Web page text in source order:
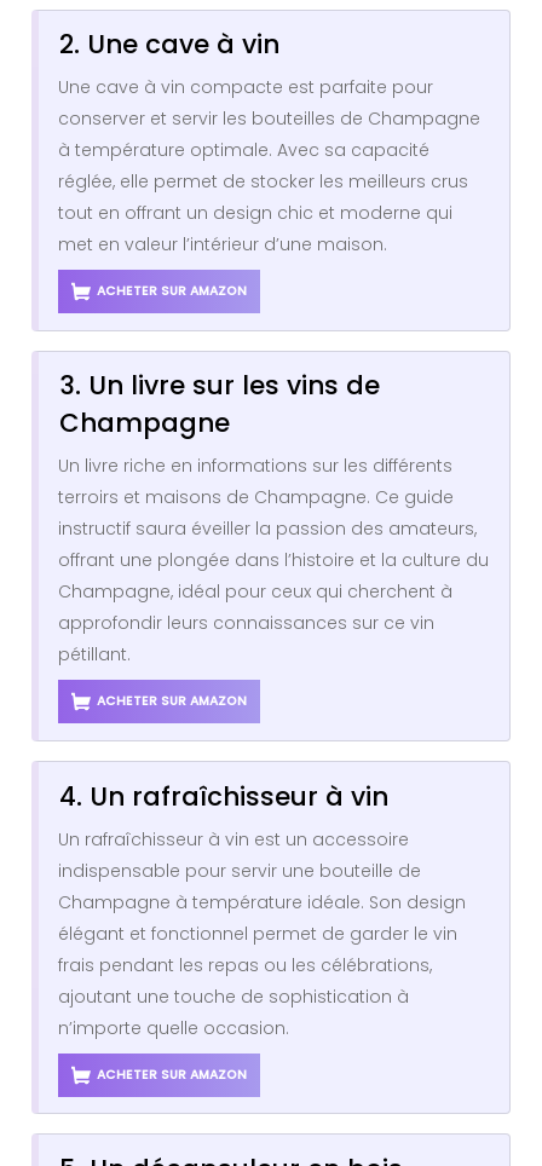
2. Une cave à vin
Une cave à vin compacte est parfaite pour
conserver et servir les bouteilles de Champagne
à température optimale. Avec sa capacité
réglée, elle permet de stocker les meilleurs crus
tout en offrant un design chic et moderne qui
met en valeur l’intérieur d’une maison.
ACHETER SUR AMAZON
3. Un livre sur les vins de
Champagne
Un livre riche en informations sur les différents
terroirs et maisons de Champagne. Ce guide
instructif saura éveiller la passion des amateurs,
offrant une plongée dans l’histoire et la culture du
Champagne, idéal pour ceux qui cherchent à
approfondir leurs connaissances sur ce vin
pétillant.
ACHETER SUR AMAZON
4. Un rafraîchisseur à vin
Un rafraîchisseur à vin est un accessoire
indispensable pour servir une bouteille de
Champagne à température idéale. Son design
élégant et fonctionnel permet de garder le vin
frais pendant les repas ou les célébrations,
ajoutant une touche de sophistication à
n’importe quelle occasion.
ACHETER SUR AMAZON